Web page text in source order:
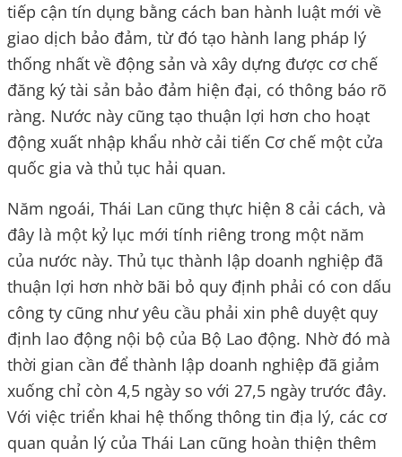
tiếp cận tín dụng bằng cách ban hành luật mới về
giao dịch bảo đảm, từ đó tạo hành lang pháp lý
thống nhất về động sản và xây dựng được cơ chế
đăng ký tài sản bảo đảm hiện đại, có thông báo rõ
ràng. Nước này cũng tạo thuận lợi hơn cho hoạt
động xuất nhập khẩu nhờ cải tiến Cơ chế một cửa
quốc gia và thủ tục hải quan.
Năm ngoái, Thái Lan cũng thực hiện 8 cải cách, và
đây là một kỷ lục mới tính riêng trong một năm
của nước này. Thủ tục thành lập doanh nghiệp đã
thuận lợi hơn nhờ bãi bỏ quy định phải có con dấu
công ty cũng như yêu cầu phải xin phê duyệt quy
định lao động nội bộ của Bộ Lao động. Nhờ đó mà
thời gian cần để thành lập doanh nghiệp đã giảm
xuống chỉ còn 4,5 ngày so với 27,5 ngày trước đây.
Với việc triển khai hệ thống thông tin địa lý, các cơ
quan quản lý của Thái Lan cũng hoàn thiện thêm